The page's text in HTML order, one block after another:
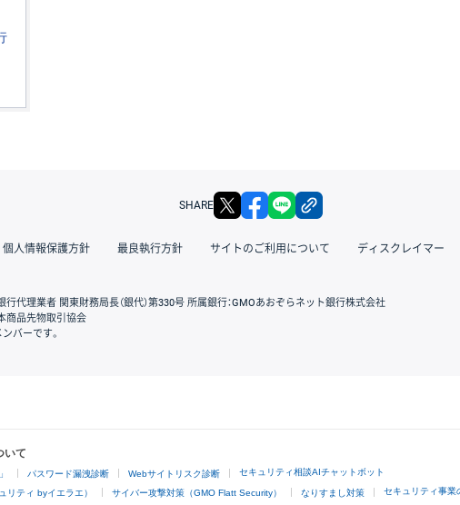
SHARE X facebook
個人情報保護方針 最良執行方針 サイトのご利用について ディスクレイマー
代理業者 関東財務局長（銀代）第330号 所属銀行：GMOあおぞらネット銀行株式会社
商品先物取引協会
バーです。
いて
パスワード漏洩診断 Webサイトリスク診断 セキュリティ相談AIチャットボット
リティ byイエラエ） サイバー攻撃対策（GMO Flatt Security） なりすまし対策 セキュリティ事業